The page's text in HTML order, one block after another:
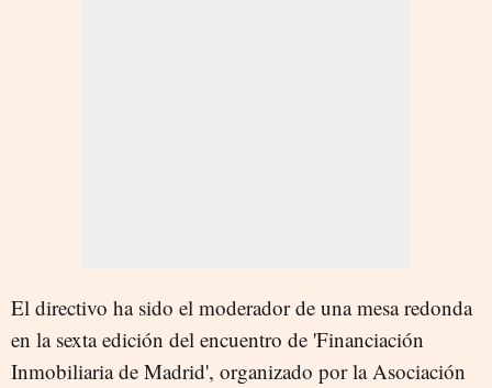
El directivo ha sido el moderador de una mesa redonda
en la sexta edición del encuentro de 'Financiación
Inmobiliaria de Madrid', organizado por la Asociación